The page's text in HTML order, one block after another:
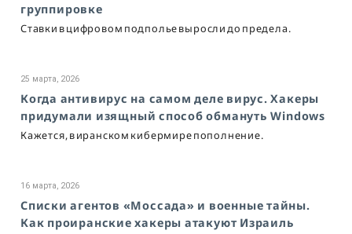
группировке
Ставки в цифровом подполье выросли до предела.
25 марта, 2026
Когда антивирус на самом деле вирус. Хакеры
придумали изящный способ обмануть Windows
Кажется, в иранском кибермире пополнение.
16 марта, 2026
Списки агентов «Моссада» и военные тайны.
Как проиранские хакеры атакуют Израиль